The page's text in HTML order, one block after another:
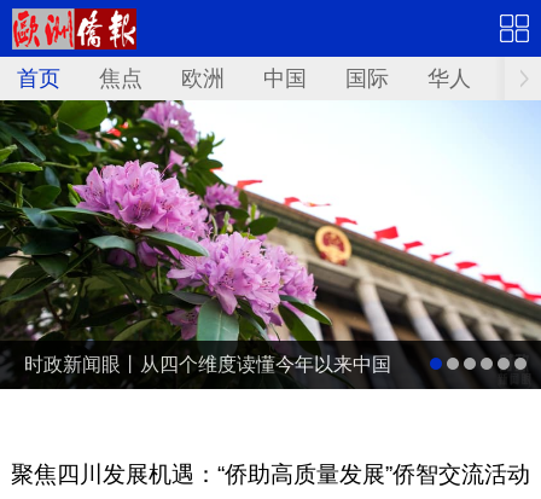
首页 焦点 欧洲 中国 国际 华人 文
时政新闻眼丨从四个维度读懂今年以来中国
聚焦四川发展机遇：“侨助高质量发展”侨智交流活动